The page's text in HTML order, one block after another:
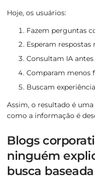
Hoje, os usuários:
Fazem perguntas
Esperam respostas
Consultam IA antes
Comparam menos
Buscam
Assim, o resultado é
como a informação é
Blogs
ninguém
busca